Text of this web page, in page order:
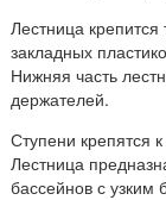
Лестница
закладных
Нижняя часть
держателей.
Ступени крепятся
Лестница
бассейнов с узким